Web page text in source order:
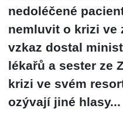
nedoléčené
nemluvit o krizi ve
vzkaz dostal
lékařů a sester ze
krizi ve svém
ozývají jiné hlasy...